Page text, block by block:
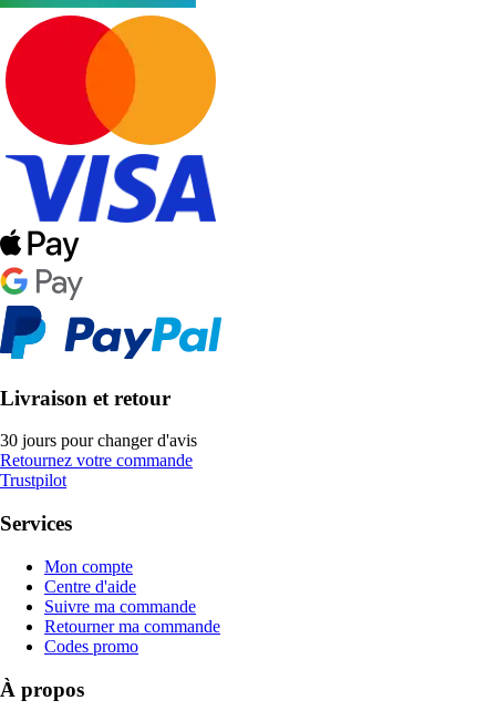
Livraison et retour
30 jours pour changer d'avis
Retournez votre commande
Trustpilot
Services
Mon compte
Centre d'aide
Suivre ma commande
Retourner ma commande
Codes promo
À propos